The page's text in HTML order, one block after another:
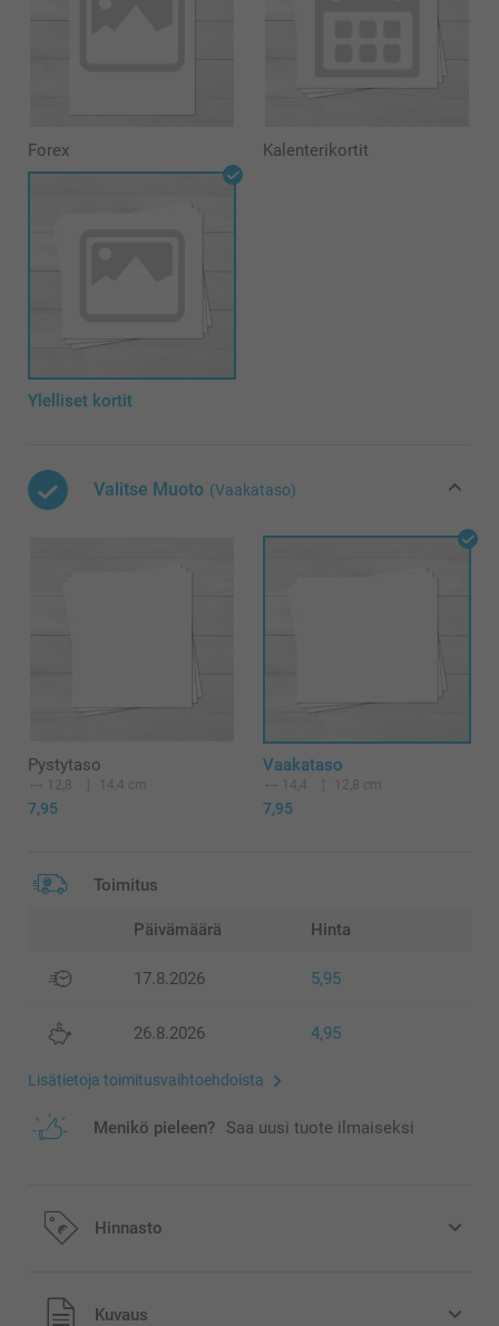
Forex Kalenterikortit
Ylelliset kortit
Valitse Muoto (Vaakataso)
Pystytaso
12,8 14,4 cm
7,95
Vaakataso
14,4 12,8 cm
7,95
Toimitus
Päivämäärä Hinta
17.8.2026 5,95
26.8.2026 4,95
Lisätietoja toimitusvaihtoehdoista
Menikö pieleen? Saa uusi tuote ilmaiseksi
Hinnasto
Kaikki hinnat ovat euroina, sisältävät arvonlisäveron ja
Kuvaus